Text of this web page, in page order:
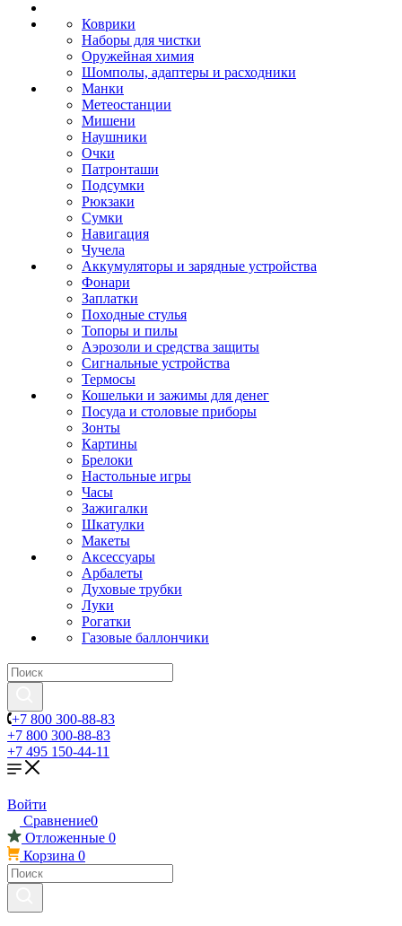
Коврики
Наборы для чистки
Оружейная химия
Шомполы, адаптеры и расходники
Манки
Метеостанции
Мишени
Наушники
Очки
Патронташи
Подсумки
Рюкзаки
Сумки
Навигация
Чучела
Аккумуляторы и зарядные устройства
Фонари
Заплатки
Походные стулья
Топоры и пилы
Аэрозоли и средства защиты
Сигнальные устройства
Термосы
Кошельки и зажимы для денег
Посуда и столовые приборы
Зонты
Картины
Брелоки
Настольные игры
Часы
Зажигалки
Шкатулки
Макеты
Аксессуары
Арбалеты
Духовые трубки
Луки
Рогатки
Газовые баллончики
+7 800 300-88-83
+7 800 300-88-83
+7 495 150-44-11
Войти
Сравнение0
Отложенные 0
Корзина 0